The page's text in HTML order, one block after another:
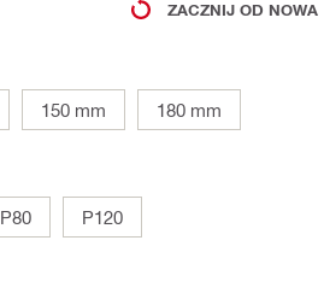
ZACZNIJ OD NOWA
150 mm 180 mm
P80 P120